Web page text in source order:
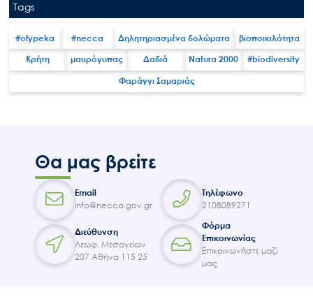
Tags
#ofypeka #necca Δηλητηριασμένα δολώματα βιοποικιλότητα
Κρήτη μαυρόγυπας Δαδιά Natura 2000 #biodiversity
Φαράγγι Σαμαριάς
Θα μας βρείτε
Email
info@necca.gov.gr
Τηλέφωνο
2108089271
Διεύθυνση
Λεωφ. Μεσογείων
207 Αθήνα 115 25
Φόρμα
Επικοινωνίας
Επικοινωνήστε μαζί
μας